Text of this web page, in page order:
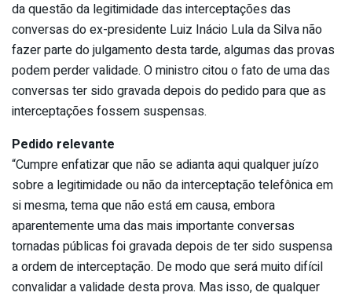
da questão da legitimidade das interceptações das
conversas do ex-presidente Luiz Inácio Lula da Silva não
fazer parte do julgamento desta tarde, algumas das provas
podem perder validade. O ministro citou o fato de uma das
conversas ter sido gravada depois do pedido para que as
interceptações fossem suspensas.
Pedido relevante
“Cumpre enfatizar que não se adianta aqui qualquer juízo
sobre a legitimidade ou não da interceptação telefônica em
si mesma, tema que não está em causa, embora
aparentemente uma das mais importante conversas
tornadas públicas foi gravada depois de ter sido suspensa
a ordem de interceptação. De modo que será muito difícil
convalidar a validade desta prova. Mas isso, de qualquer